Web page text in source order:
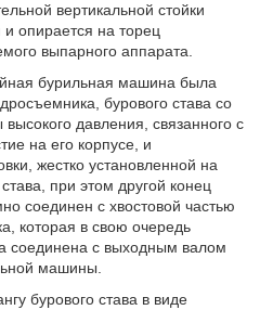
вертикальной стойки
опирается на торец
выпарного аппарата.
бурильная машина была
бурового става со
давления, связанного с
на его корпусе, и
жестко установленной на
при этом другой конец
соединен с хвостовой частью
которая в свою очередь
соединена с выходным валом
машины.
бурового става в виде